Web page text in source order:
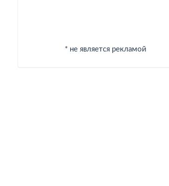
* не является рекламой